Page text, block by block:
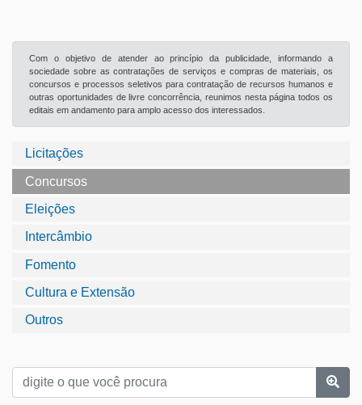
Licitações
Concursos
Eleições
Intercâmbio
Fomento
Cultura e Extensão
Outros
Com o objetivo de atender ao princípio da publicidade, informando a
sociedade sobre as contratações de serviços e compras de materiais, os
concursos e processos seletivos para contratação de recursos humanos e
outras oportunidades de livre concorrência, reunimos nesta página todos os
editais em andamento para amplo acesso dos interessados.